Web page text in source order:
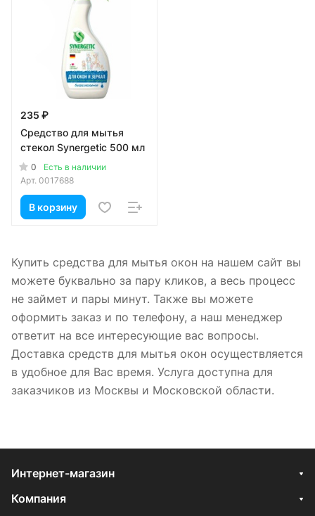
235 ₽
Средство для мытья
стекол Synergetic 500 мл
0
Есть в наличии
Арт. 0017688
В корзину
Купить средства для мытья окон на нашем сайт вы
можете буквально за пару кликов, а весь процесс
не займет и пары минут. Также вы можете
оформить заказ и по телефону, а наш менеджер
ответит на все интересующие вас вопросы.
Доставка средств для мытья окон осуществляется
в удобное для Вас время. Услуга доступна для
заказчиков из Москвы и Московской области.
Интернет-магазин
Компания